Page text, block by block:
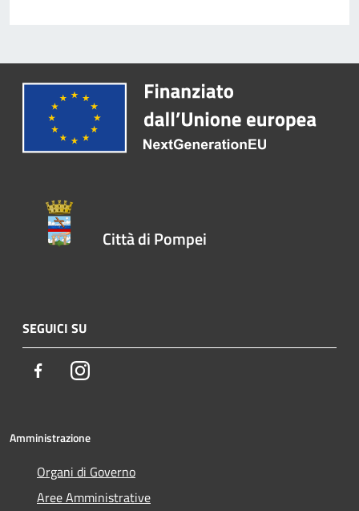
Città di Pompei
SEGUICI SU
FacebookInstagram
Amministrazione
Organi di Governo
Aree Amministrative